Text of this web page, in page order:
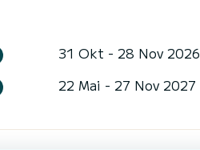
31 Okt - 28 Nov 2026
22 Mai - 27 Nov 2027